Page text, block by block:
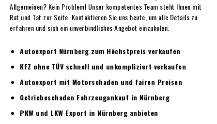
Allgemeinen? Kein Problem! Unser kompetentes Team steht Ihnen mit
Rat und Tat zur Seite. Kontaktieren Sie uns heute, um alle Details zu
erfahren und sich ein unverbindliches Angebot einzuholen.
Autoexport Nürnberg zum Höchstpreis verkaufen
KFZ ohne TÜV schnell und unkompliziert verkaufen
Autoexport mit Motorschaden und fairen Preisen
Getriebeschaden Fahrzeugankauf in Nürnberg
PKW und LKW Export in Nürnberg anbieten